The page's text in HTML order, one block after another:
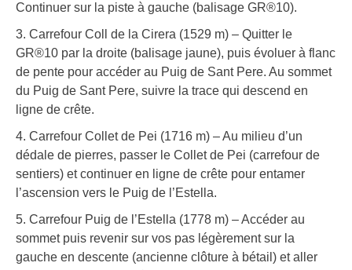
Continuer sur la piste à gauche (balisage GR®10).
3. Carrefour Coll de la Cirera (1529 m) – Quitter le
GR®10 par la droite (balisage jaune), puis évoluer à flanc
de pente pour accéder au Puig de Sant Pere. Au sommet
du Puig de Sant Pere, suivre la trace qui descend en
ligne de crête.
4. Carrefour Collet de Pei (1716 m) – Au milieu d’un
dédale de pierres, passer le Collet de Pei (carrefour de
sentiers) et continuer en ligne de crête pour entamer
l’ascension vers le Puig de l’Estella.
5. Carrefour Puig de l’Estella (1778 m) – Accéder au
sommet puis revenir sur vos pas légèrement sur la
gauche en descente (ancienne clôture à bétail) et aller